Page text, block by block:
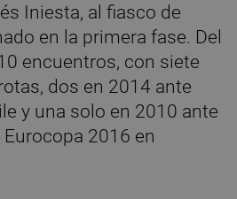
Iniesta, al fiasco de
en la primera fase. Del
encuentros, con siete
dos en 2014 ante
y una solo en 2010 ante
2016 en